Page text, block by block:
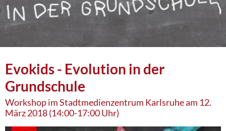
Mitmachen
Datenschutz
Impressum
Evokids - Evolution in der
Grundschule
Workshop im Stadtmedienzentrum Karlsruhe am 12.
März 2018 (14:00-17:00 Uhr)